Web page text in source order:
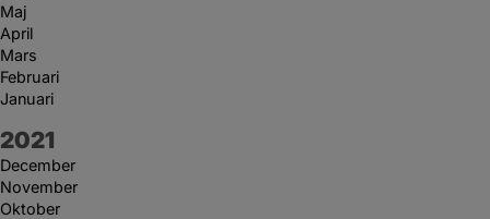
Maj
April
Mars
Februari
Januari
År:
2021
December
November
Oktober